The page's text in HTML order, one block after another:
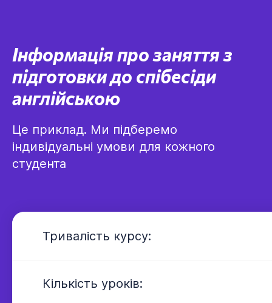
Інформація про заняття з
підготовки до спібесіди
англійською
Це приклад. Ми підберемо
індивідуальні умови для кожного
студента
Тривалість курсу:
Кількість уроків: